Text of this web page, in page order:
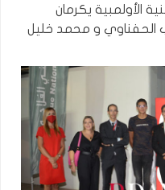
الأولمبية يكرمان
الحفناوي و محمد خليل